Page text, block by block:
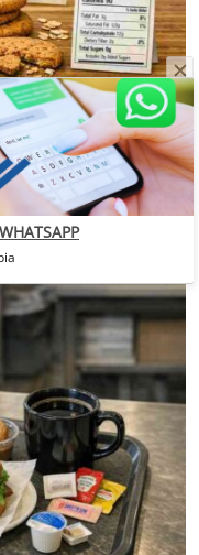
o “a ridotto
la scelta